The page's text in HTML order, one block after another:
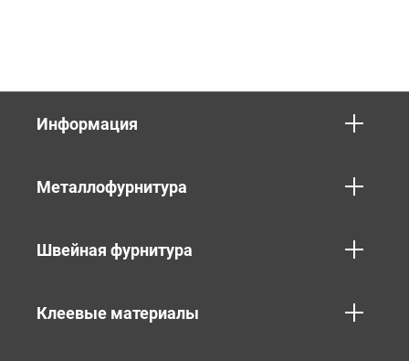
Информация
Металлофурнитура
Швейная фурнитура
Клеевые материалы